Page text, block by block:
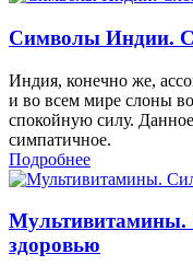
Символы Индии.
Индия, конечно же,
и во всем мире слоны
спокойную силу.
симпатичное.
Подробнее
здоровью